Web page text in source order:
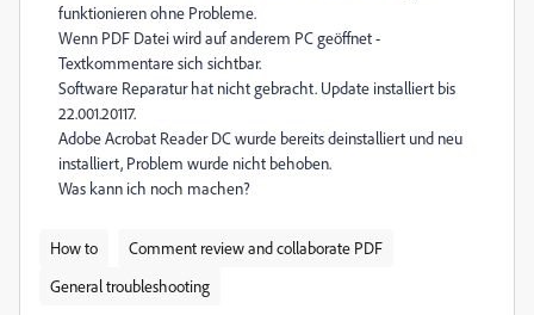
funktionieren ohne Probleme.
Wenn PDF Datei wird auf anderem PC geöffnet -
Textkommentare sich sichtbar.
Software Reparatur hat nicht gebracht. Update installiert bis
22.001.20117.
Adobe Acrobat Reader DC wurde bereits deinstalliert und neu
installiert, Problem wurde nicht behoben.
Was kann ich noch machen?
How to
Comment review and collaborate PDF
General troubleshooting